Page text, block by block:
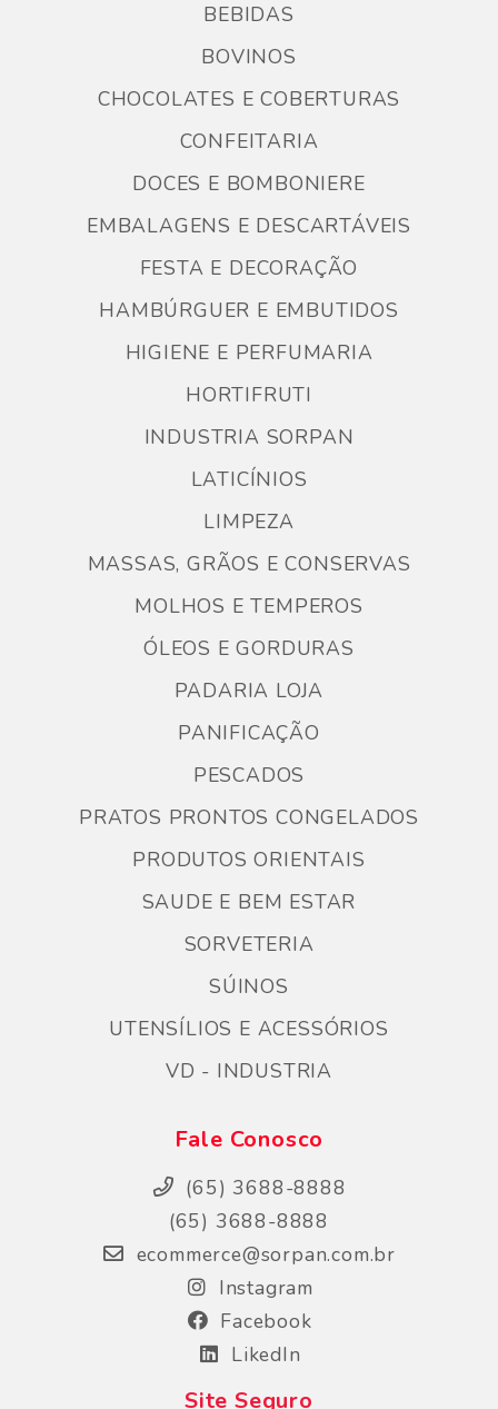
BEBIDAS
BOVINOS
CHOCOLATES E COBERTURAS
CONFEITARIA
DOCES E BOMBONIERE
EMBALAGENS E DESCARTÁVEIS
FESTA E DECORAÇÃO
HAMBÚRGUER E EMBUTIDOS
HIGIENE E PERFUMARIA
HORTIFRUTI
INDUSTRIA SORPAN
LATICÍNIOS
LIMPEZA
MASSAS, GRÃOS E CONSERVAS
MOLHOS E TEMPEROS
ÓLEOS E GORDURAS
PADARIA LOJA
PANIFICAÇÃO
PESCADOS
PRATOS PRONTOS CONGELADOS
PRODUTOS ORIENTAIS
SAUDE E BEM ESTAR
SORVETERIA
SÚINOS
UTENSÍLIOS E ACESSÓRIOS
VD - INDUSTRIA
Fale Conosco
(65) 3688-8888
(65) 3688-8888
ecommerce@sorpan.com.br
Instagram
Facebook
LikedIn
Site Seguro